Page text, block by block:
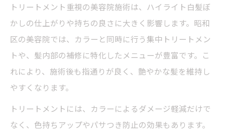
トリートメント重視の美容院施術は、ハイライト白髪ぼ
かしの仕上がりや持ちの良さに大きく影響します。昭和
区の美容院では、カラーと同時に行う集中トリートメン
トや、髪内部の補修に特化したメニューが豊富です。こ
れにより、施術後も指通りが良く、艶やかな髪を維持し
やすくなります。
トリートメントには、カラーによるダメージ軽減だけで
なく、色持ちアップやパサつき防止の効果もあります。